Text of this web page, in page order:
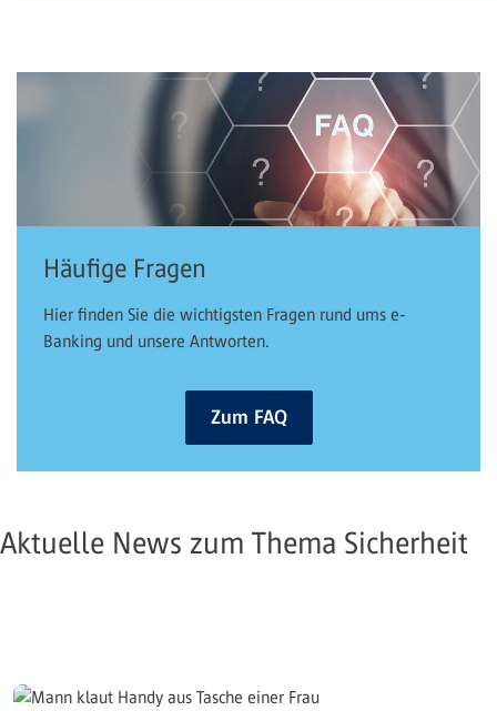
Häufige Fragen
Hier finden Sie die wichtigsten Fragen rund ums e-
Banking und unsere Antworten.
Zum FAQ
Aktuelle News zum Thema Sicherheit